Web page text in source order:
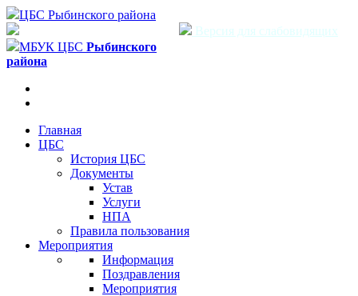
ЦБС Рыбинского района
Версия для слабовидящих
МБУК ЦБС Рыбинского
района
Главная
ЦБС
История ЦБС
Документы
Устав
Услуги
НПА
Правила пользования
Мероприятия
Информация
Поздравления
Мероприятия